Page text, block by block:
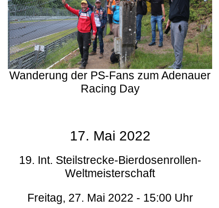
Wanderung der PS-Fans zum Adenauer
Racing Day
17. Mai 2022
19. Int. Steilstrecke-Bierdosenrollen-
Weltmeisterschaft
Freitag, 27. Mai 2022 - 15:00 Uhr